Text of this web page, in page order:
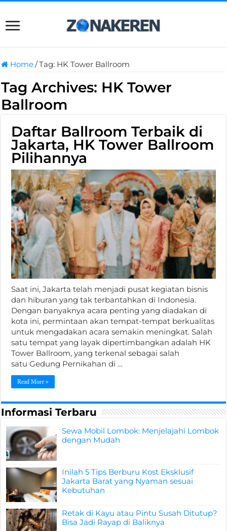
Home/Tag: HK Tower Ballroom
Tag Archives: HK Tower
Ballroom
Daftar Ballroom Terbaik di
Jakarta, HK Tower Ballroom
Pilihannya
Saat ini, Jakarta telah menjadi pusat kegiatan bisnis
dan hiburan yang tak terbantahkan di Indonesia.
Dengan banyaknya acara penting yang diadakan di
kota ini, permintaan akan tempat-tempat berkualitas
untuk mengadakan acara semakin meningkat. Salah
satu tempat yang layak dipertimbangkan adalah HK
Tower Ballroom, yang terkenal sebagai salah
satu Gedung Pernikahan di …
Read More »
Informasi Terbaru
Sewa Mobil Lombok: Menjelajahi Lombok
dengan Mudah
Inilah 5 Tips Berburu Kost Eksklusif
Jakarta Barat yang Nyaman sesuai
Kebutuhan
Retak di Kayu atau Pintu Susah Ditutup?
Bisa Jadi Rayap di Baliknya